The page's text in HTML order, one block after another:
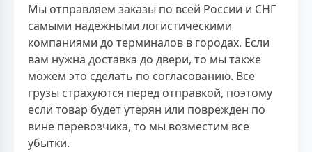
Мы отправляем заказы по всей России и СНГ
самыми надежными логистическими
компаниями до терминалов в городах. Если
вам нужна доставка до двери, то мы также
можем это сделать по согласованию. Все
грузы страхуются перед отправкой, поэтому
если товар будет утерян или поврежден по
вине перевозчика, то мы возместим все
убытки.